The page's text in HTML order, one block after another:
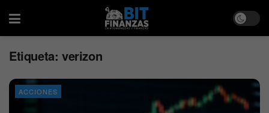
Etiqueta: verizon
ACCIONES